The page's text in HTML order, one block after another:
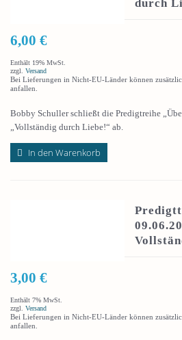
durch
6,00 €
Enthält 19% MwSt.
zzgl. Versand
Bei Lieferungen in Nicht-EU-Länder können
anfallen.
Bobby Schuller schließt die Predigtreihe
„Vollständig durch Liebe!“ ab.
In den Warenkorb
3,00 €
Enthält 7% MwSt.
zzgl. Versand
Bei Lieferungen in Nicht-EU-Länder können
anfallen.